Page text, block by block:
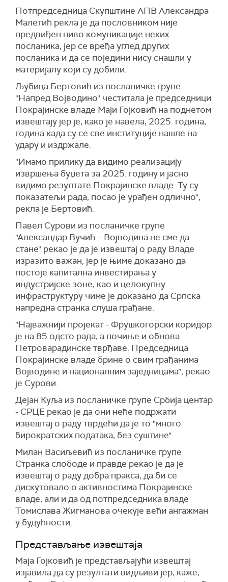
Потпредседница Скупштине АПВ Александра
Малетић рекла је да пословником није
предвиђен ниво комуникације неких
посланика, јер се вређа углед других
посланика и да се поједини нису снашли у
материјалу који су добили.
Љубица Бертовић из посланичке групе
"Напред Војводино" честитала је председници
Покрајинске владе Маји Гојковић на поднетом
извештају јер је, како је навела, 2025. година,
година када су се све институције нашле на
удару и издржале.
"Имамо прилику да видимо реализацију
извршења буџета за 2025. годину и јасно
видимо резултате Покрајинске владе. Ту су
показатељи рада, посао је урађен одлично",
рекла је Бертовић.
Павел Сурови из посланичке групе
"Александар Вучић – Војводина не сме да
стане" рекао је да је извештај о раду Владе
изразито важан, јер је њиме доказано да
постоје капитална инвестирања у
индустријске зоне, као и целокупну
инфраструктуру чиме је доказано да Српска
напредна странка слуша грађане.
"Најважнији пројекат - Фрушкогорски коридор
је на 85 одсто рада, а почиње и обнова
Петроварадинске тврђаве. Председница
Покрајинске владе брине о свим грађанима
Војводине и националним заједницама", рекао
је Сурови.
Дејан Куља из посланичке групе Србија центар
- СРЦЕ рекао је да они неће подржати
извештај о раду тврдећи да је то "много
бирократских података, без суштине".
Милан Васиљевић из посланичке групе
Странка слободе и правде рекао је да је
извештај о раду добра пракса, да би се
дискутовало о активностима Покрајинске
владе, али и да од потпредседника владе
Томислава Жигманова очекује већи ангажман
у будућности.
Представљање извештаја
Маја Гојковић je представљајући извештај
изјавила да су резултати видљиви јер, каже,